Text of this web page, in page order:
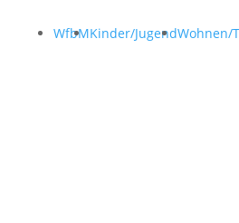
WfbMKinder/JugendWohnen/